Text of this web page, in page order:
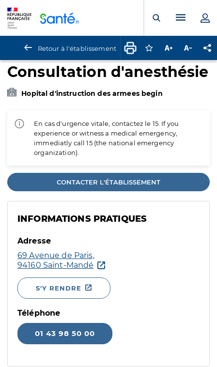
Ouvrir laMenu
Retour à l'établissement Connectez-vous
Augmenter la
Consultation d'anesthésie
Hopital d'instruction des armees begin
En cas d'urgence vitale, contactez le 15. If you
experience or witness a medical emergency,
immediatly call 15 (the national emergency
organization).
CONTACTER L'ÉTABLISSEMENT
INFORMATIONS PRATIQUES
Adresse
69 Avenue de Paris,
94160 Saint-Mandé
S'Y RENDRE
Téléphone
01 43 98 50 00